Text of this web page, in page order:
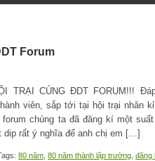
Forum
TRẠI CÙNG ĐDT FORUM!!!
viên, sắp tới tại hội trại nhân
chúng ta đã đăng kí một suất
rất ý nghĩa để anh chị em […]
80 năm 80 năm thành lập trường đăng